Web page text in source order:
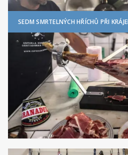
SEDM SMRTELNÝCH HŘÍCHŮ PŘI